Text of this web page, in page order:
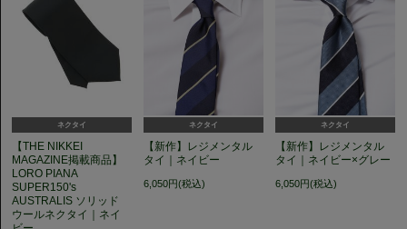
ネクタイ
【THE NIKKEI
MAGAZINE掲載商品】
LORO PIANA
SUPER150's
AUSTRALIS ソリッド
ウールネクタイ｜ネイ
ネクタイ
【新作】レジメンタル
タイ｜ネイビー
6,050円(税込)
ネクタイ
【新作】レジメンタル
タイ｜ネイビー×グレー
6,050円(税込)